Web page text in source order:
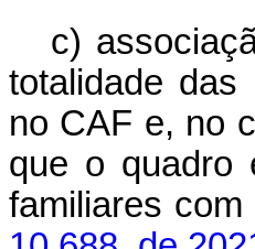
c)
totalidade
no CAF e, no
que o quadro
familiares